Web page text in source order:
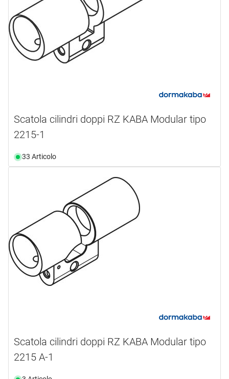
Scatola cilindri doppi RZ KABA Modular tipo
2215-1
33 Articolo
Scatola cilindri doppi RZ KABA Modular tipo
2215 A-1